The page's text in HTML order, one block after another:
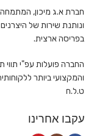
חברת א.ג מיכון, המתמחה
ונותנת שירות של
בפריסה ארצית.
והמקצועי ביותר
ט.ל.ח
עקבו אחרינו